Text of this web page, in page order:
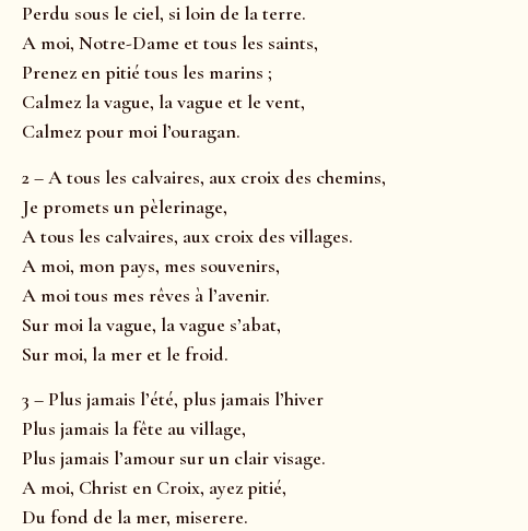
Perdu sous le ciel, si loin de la terre.
A moi, Notre-Dame et tous les saints,
Prenez en pitié tous les marins ;
Calmez la vague, la vague et le vent,
Calmez pour moi l’ouragan.
2 – A tous les calvaires, aux croix des chemins,
Je promets un pèlerinage,
A tous les calvaires, aux croix des villages.
A moi, mon pays, mes souvenirs,
A moi tous mes rêves à l’avenir.
Sur moi la vague, la vague s’abat,
Sur moi, la mer et le froid.
3 – Plus jamais l’été, plus jamais l’hiver
Plus jamais la fête au village,
Plus jamais l’amour sur un clair visage.
A moi, Christ en Croix, ayez pitié,
Du fond de la mer, miserere.